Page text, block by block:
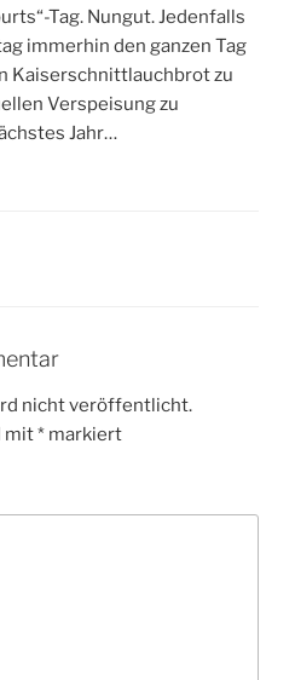
Tag. Nungut. Jedenfalls
immerhin den ganzen Tag
Kaiserschnittlauchbrot zu
Verspeisung zu
Jahr…
nicht veröffentlicht.
mit* markiert